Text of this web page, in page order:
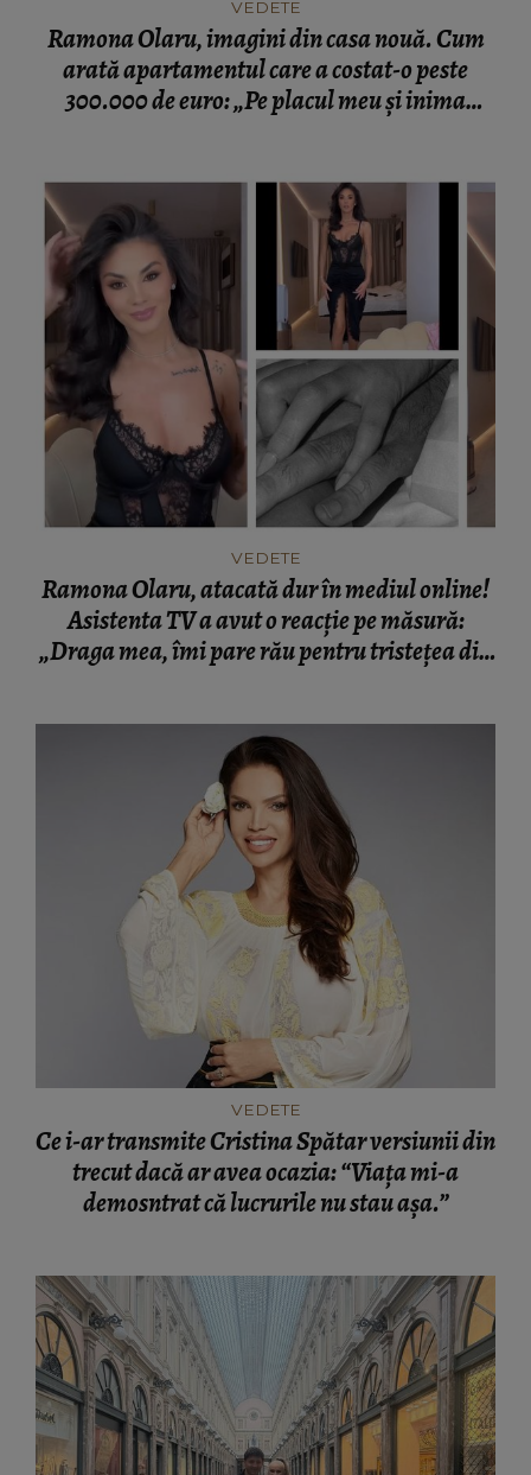
VEDETE
Ramona Olaru, imagini din casa nouă. Cum
arată apartamentul care a costat-o peste
300.000 de euro: „Pe placul meu și inima
VEDETE
Ramona Olaru, atacată dur în mediul online!
Asistenta TV a avut o reacție pe măsură:
„Draga mea, îmi pare rău pentru tristețea din
VEDETE
Ce i-ar transmite Cristina Spătar versiunii din
trecut dacă ar avea ocazia: “Viața mi-a
demosntrat că lucrurile nu stau așa.”